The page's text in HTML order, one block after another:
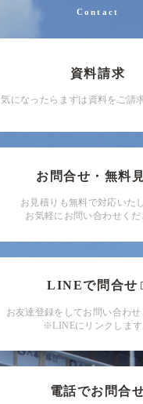
Contact
資料請求
気になったらまずは資料をご請
お問合せ・無料
お見積りも無料で対応いた
お気軽にお問い合わせくだ
LINEで問合せ
お友達登録をしてお問い合わせ
※LINEにリンクします
電話でお問合